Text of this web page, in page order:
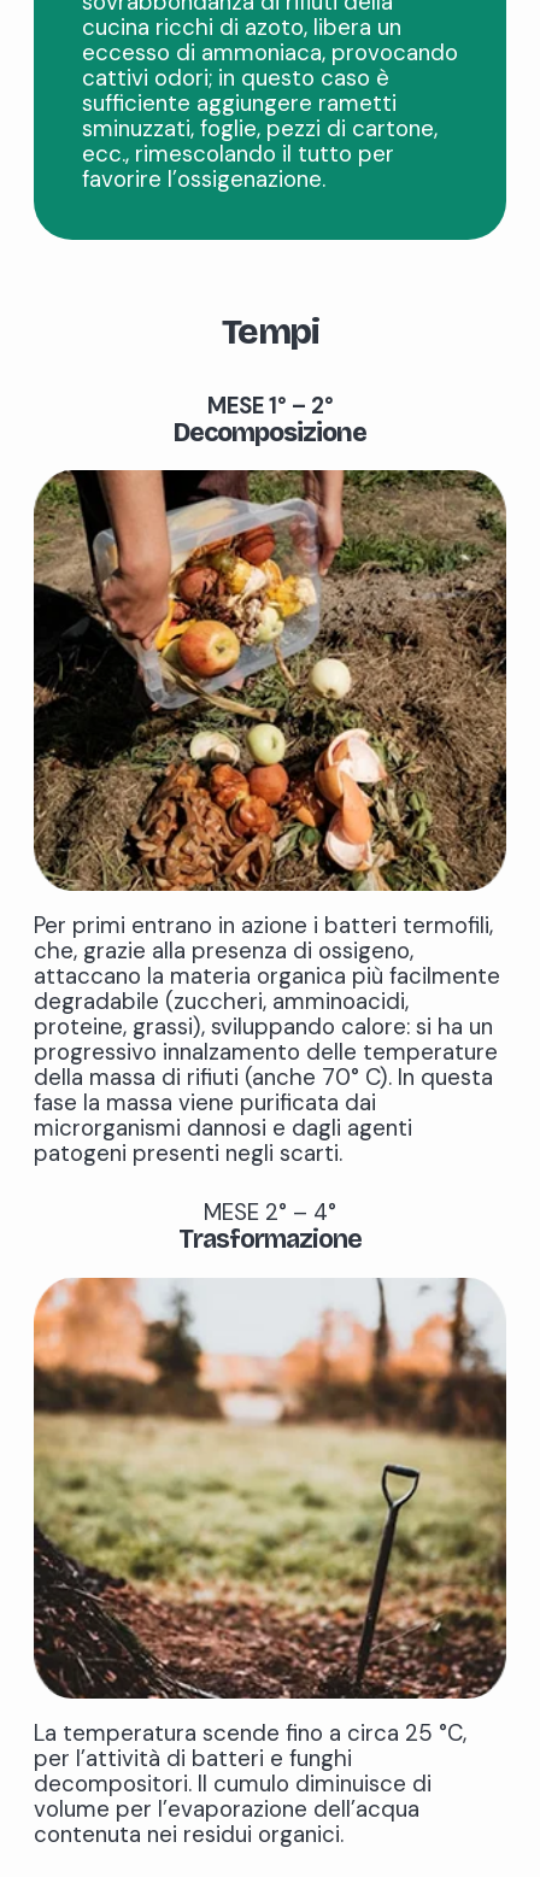
cucina ricchi di azoto, libera un
eccesso di ammoniaca, provocando
cattivi odori; in questo caso è
sufficiente aggiungere rametti
sminuzzati, foglie, pezzi di cartone,
ecc., rimescolando il tutto per
favorire l’ossigenazione.
Tempi
MESE 1° – 2°
Decomposizione
Per primi entrano in azione i batteri termofili,
che, grazie alla presenza di ossigeno,
attaccano la materia organica più facilmente
degradabile (zuccheri, amminoacidi,
proteine, grassi), sviluppando calore: si ha un
progressivo innalzamento delle temperature
della massa di rifiuti (anche 70° C). In questa
fase la massa viene purificata dai
microrganismi dannosi e dagli agenti
patogeni presenti negli scarti.
MESE 2° – 4°
Trasformazione
La temperatura scende fino a circa 25 °C,
per l’attività di batteri e funghi
decompositori. Il cumulo diminuisce di
volume per l’evaporazione dell’acqua
contenuta nei residui organici.